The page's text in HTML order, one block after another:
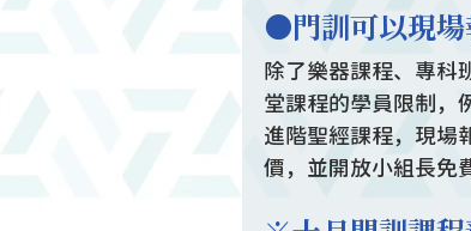
●門訓可以現場
除了樂器課程、專科
堂課程的學員限制，
進階聖經課程，現場
價，並開放小組長免